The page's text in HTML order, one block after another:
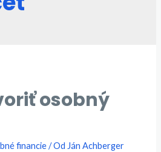
osobný
financie/ Od Ján Achberger